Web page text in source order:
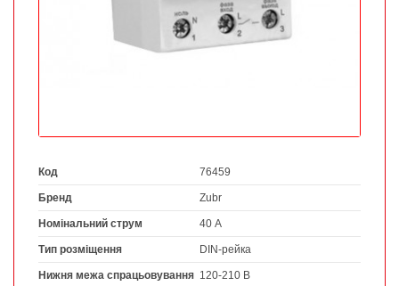
Код 76459
Бренд Zubr
Номінальний струм 40 А
Тип розміщення DIN-рейка
Нижня межа спрацьовування 120-210 В